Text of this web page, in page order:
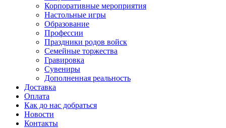
Корпоративные мероприятия
Настольные игры
Образование
Профессии
Праздники родов войск
Семейные торжества
Гравировка
Сувениры
Дополненная реальность
Доставка
Оплата
Как до нас добраться
Новости
Контакты